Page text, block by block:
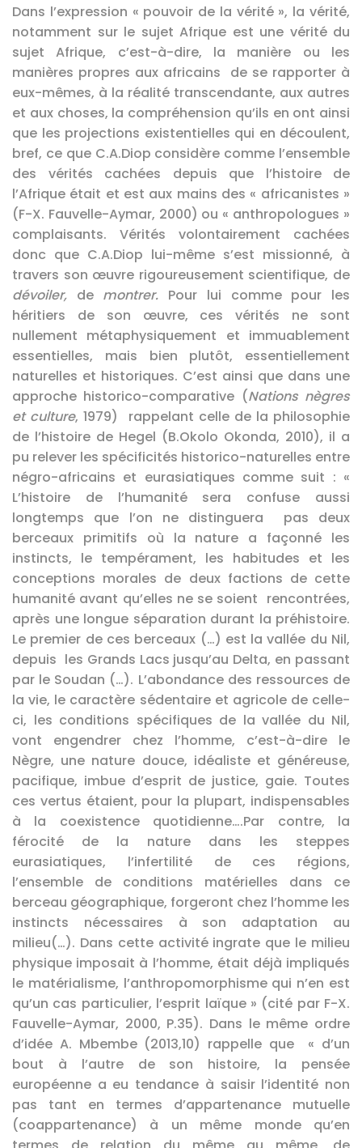
Dans l’expression « pouvoir de la vérité », la vérité,
notamment sur le sujet Afrique est une vérité du
sujet Afrique, c’est-à-dire, la manière ou les
manières propres aux africains de se rapporter à
eux-mêmes, à la réalité transcendante, aux autres
et aux choses, la compréhension qu’ils en ont ainsi
que les projections existentielles qui en découlent,
bref, ce que C.A.Diop considère comme l’ensemble
des vérités cachées depuis que l’histoire de
l’Afrique était et est aux mains des « africanistes »
(F-X. Fauvelle-Aymar, 2000) ou « anthropologues »
complaisants. Vérités volontairement cachées
donc que C.A.Diop lui-même s’est missionné, à
travers son œuvre rigoureusement scientifique, de
dévoiler, de montrer. Pour lui comme pour les
héritiers de son œuvre, ces vérités ne sont
nullement métaphysiquement et immuablement
essentielles, mais bien plutôt, essentiellement
naturelles et historiques. C’est ainsi que dans une
approche historico-comparative (Nations nègres
et culture, 1979) rappelant celle de la philosophie
de l’histoire de Hegel (B.Okolo Okonda, 2010), il a
pu relever les spécificités historico-naturelles entre
négro-africains et eurasiatiques comme suit : «
L’histoire de l’humanité sera confuse aussi
longtemps que l’on ne distinguera pas deux
berceaux primitifs où la nature a façonné les
instincts, le tempérament, les habitudes et les
conceptions morales de deux factions de cette
humanité avant qu’elles ne se soient rencontrées,
après une longue séparation durant la préhistoire.
Le premier de ces berceaux (…) est la vallée du Nil,
depuis les Grands Lacs jusqu’au Delta, en passant
par le Soudan (…). L’abondance des ressources de
la vie, le caractère sédentaire et agricole de celle-
ci, les conditions spécifiques de la vallée du Nil,
vont engendrer chez l’homme, c’est-à-dire le
Nègre, une nature douce, idéaliste et généreuse,
pacifique, imbue d’esprit de justice, gaie. Toutes
ces vertus étaient, pour la plupart, indispensables
à la coexistence quotidienne….Par contre, la
férocité de la nature dans les steppes
eurasiatiques, l’infertilité de ces régions,
l’ensemble de conditions matérielles dans ce
berceau géographique, forgeront chez l’homme les
instincts nécessaires à son adaptation au
milieu(…). Dans cette activité ingrate que le milieu
physique imposait à l’homme, était déjà impliqués
le matérialisme, l’anthropomorphisme qui n’en est
qu’un cas particulier, l’esprit laïque » (cité par F-X.
Fauvelle-Aymar, 2000, P.35). Dans le même ordre
d’idée A. Mbembe (2013,10) rappelle que « d’un
bout à l’autre de son histoire, la pensée
européenne a eu tendance à saisir l’identité non
pas tant en termes d’appartenance mutuelle
(coappartenance) à un même monde qu’en